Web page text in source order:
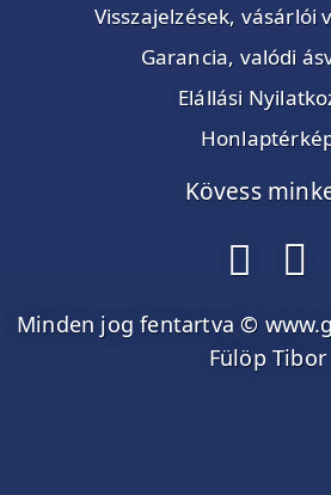
Visszajelzések, vásárlói
Garancia, valódi
Elállási
Kövess
Minden jog fentartva ©
Fülöp Tibor